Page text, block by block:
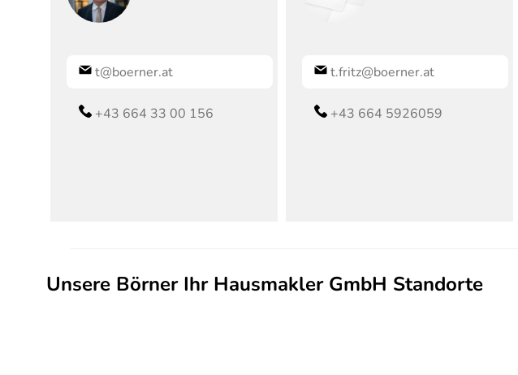
t@boerner.at
+43 664 33 00 156
t.fritz@boerner.at
+43 664 5926059
Unsere Börner Ihr Hausmakler GmbH Standorte